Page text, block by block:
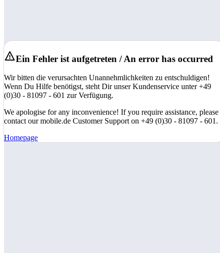
Ein Fehler ist aufgetreten / An error has occurred
Wir bitten die verursachten Unannehmlichkeiten zu entschuldigen!
Wenn Du Hilfe benötigst, steht Dir unser Kundenservice unter +49
(0)30 - 81097 - 601 zur Verfügung.
We apologise for any inconvenience! If you require assistance, please
contact our mobile.de Customer Support on +49 (0)30 - 81097 - 601.
Homepage